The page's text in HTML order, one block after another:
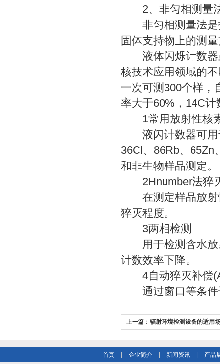
2、非匀相测量
非匀相测量法是
固体支持物上的测
液体闪烁计数器
核技术应用领域的
一次可测300个样，
率大于60%，14C
1常用放射性核
液闪计数器可用
36Cl、86Rb、65Zn
和非生物样品测定。
2Hnumber法猝
在测定样品放射
猝灭程度。
3两相检测
用于检测含水放
计数效率下降。
4自动猝灭补偿
通过窗口等条件
上一篇： 辐射环境检测设备的适用
首页 企业简介 新闻资讯 产品